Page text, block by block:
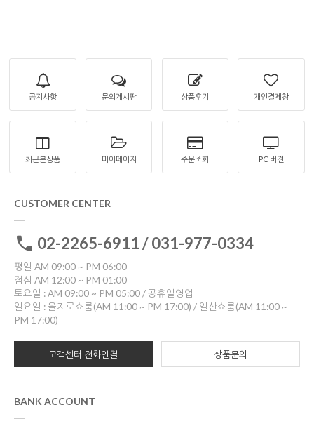
공지사항 문의게시판 상품후기 개인결제창
최근본상품 마이페이지 주문조회 PC 버젼
CUSTOMER CENTER
02-2265-6911 / 031-977-0334
평일 AM 09:00 ~ PM 06:00
점심 AM 12:00 ~ PM 01:00
토요일 : AM 09:00 ~ PM 05:00 / 공휴일영업
일요일 : 을지로쇼룸(AM 11:00 ~ PM 17:00) / 일산쇼룸(AM 11:00 ~
PM 17:00)
고객센터 전화연결 상품문의
BANK ACCOUNT